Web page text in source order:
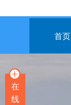
首页
在
线